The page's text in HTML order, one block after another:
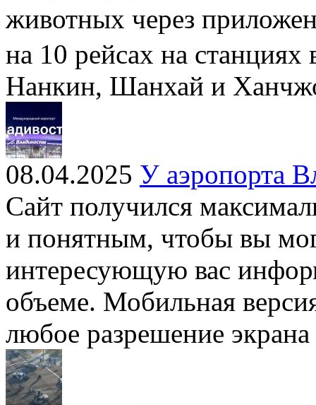
животных через
на 10 рейсах на
Нанкин, Шанхай и
08.04.2025 У аэропорта
Сайт получился
и понятным, чтобы вы
интересующую вас
объеме. Мобильная
любое разрешение